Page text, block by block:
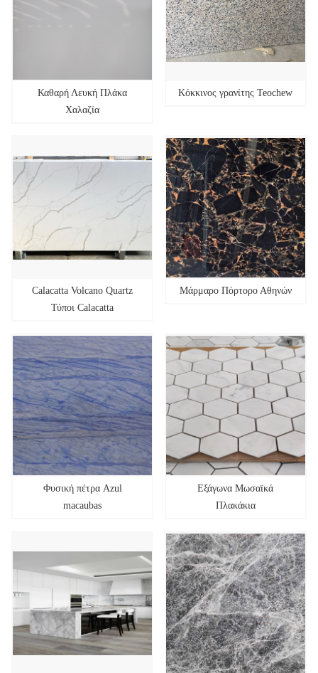
Καθαρή Λευκή Πλάκα
Χαλαζία
Κόκκινος γρανίτης Teochew
Calacatta Volcano Quartz
Τύποι Calacatta
Μάρμαρο Πόρτορο Αθηνών
Φυσική πέτρα Azul
macaubas
Εξάγωνα Μωσαϊκά
Πλακάκια